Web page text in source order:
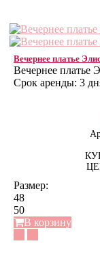
Вечернее платье
Вечернее платье
Срок аренды: 3
Размер:
48
50
В корзину